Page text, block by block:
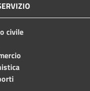
civile